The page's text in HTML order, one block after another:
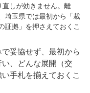
しが効きません。離
埼玉県では最初から「裁
証拠」を押さえておくこ
妥協せず、最初から
い、どんな展開（交
手札を揃えておくこ